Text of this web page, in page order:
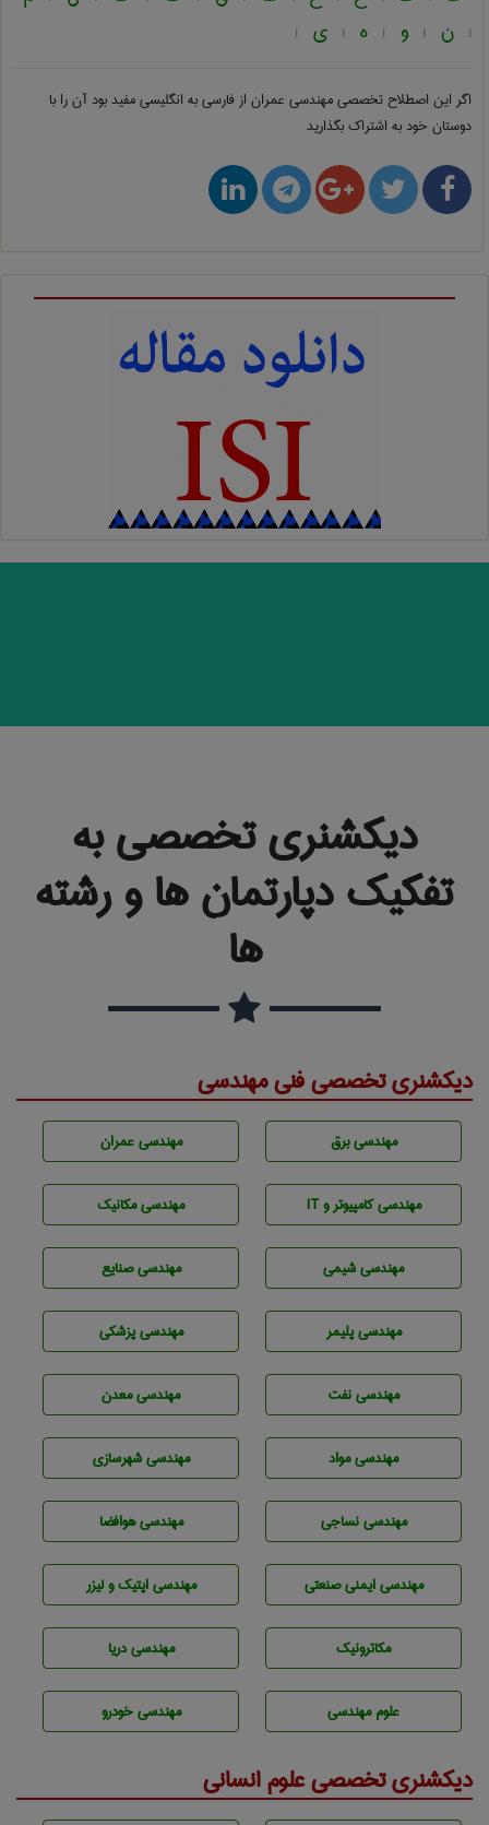
| ن | و | ه | ی |
اگر این اصطلاح تخصصیمهندسی عمران از فارسی به انگلیسیمفید بود آن را با
دوستان خود به اشتراک بگذارید
دیکشنری تخصصی به
تفکیک دپارتمان ها و رشته
ها
دیکشنری تخصصی فنی مهندسی
مهندسی برق مهندسی عمران
مهندسی كامپيوتر و IT مهندسی مکانیک
مهندسي شيمی مهندسی صنايع
مهندسی پليمر مهندسی پزشکی
مهندسی نفت مهندسی معدن
مهندسی مواد مهندسی شهرسازی
مهندسي نساجی مهندسی هوافضا
مهندسی ایمنی صنعتی مهندسی اپتیک و لیزر
مکاترونیک مهندسی دریا
علوم مهندسی مهندسی خودرو
دیکشنری تخصصی علوم انسانی